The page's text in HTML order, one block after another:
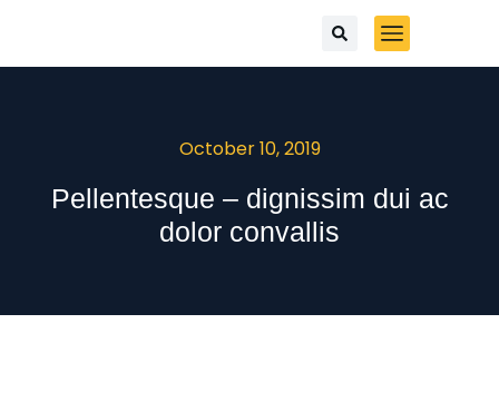
October 10, 2019
Pellentesque – dignissim dui ac
dolor convallis